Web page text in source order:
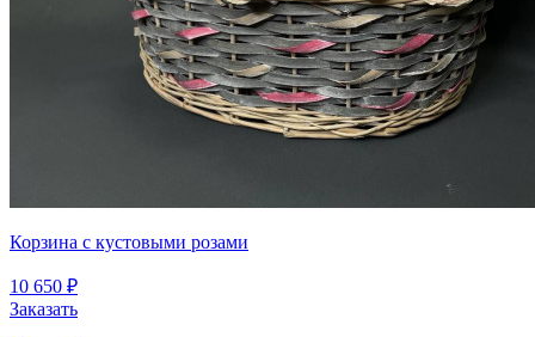
Корзина с кустовыми розами
10 650 ₽
Заказать